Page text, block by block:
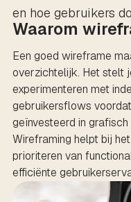
en hoe gebruikers
Waarom
Een goed wireframe
overzichtelijk. Het stelt
experimenteren met
gebruikersflows
geïnvesteerd in
Wireframing helpt bij
prioriteren van
efficiënte